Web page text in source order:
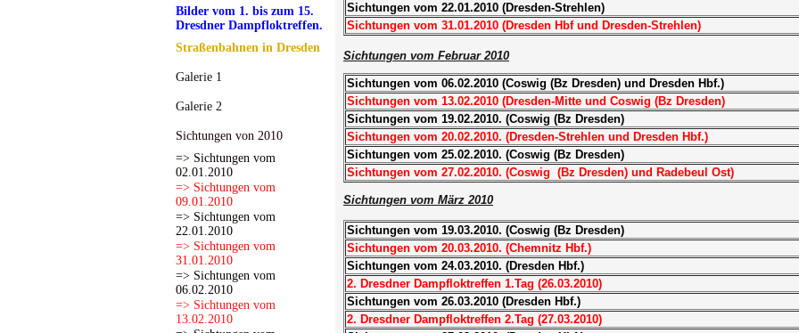
Bilder vom 1. bis zum 15.
Dresdner Dampfloktreffen.
Straßenbahnen in Dresden
Galerie 1
Galerie 2
Sichtungen von 2010
=> Sichtungen vom
02.01.2010
=> Sichtungen vom
09.01.2010
=> Sichtungen vom
22.01.2010
=> Sichtungen vom
31.01.2010
=> Sichtungen vom
06.02.2010
=> Sichtungen vom
13.02.2010
Sichtungen vom 22.01.2010 (Dresden-Strehlen)
Sichtungen vom 31.01.2010 (Dresden Hbf und Dresden-Strehlen)
Sichtungen vom Februar 2010
Sichtungen vom 06.02.2010 (Coswig (Bz Dresden) und Dresden Hbf.)
Sichtungen vom 13.02.2010 (Dresden-Mitte und Coswig (Bz Dresden)
Sichtungen vom 19.02.2010. (Coswig (Bz Dresden)
Sichtungen vom 20.02.2010. (Dresden-Strehlen und Dresden Hbf.)
Sichtungen vom 25.02.2010. (Coswig (Bz Dresden)
Sichtungen vom 27.02.2010. (Coswig (Bz Dresden) und Radebeul Ost)
Sichtungen vom März 2010
Sichtungen vom 19.03.2010. (Coswig (Bz Dresden)
Sichtungen vom 20.03.2010. (Chemnitz Hbf.)
Sichtungen vom 24.03.2010. (Dresden Hbf.)
2. Dresdner Dampfloktreffen 1.Tag (26.03.2010)
Sichtungen vom 26.03.2010 (Dresden Hbf.)
2. Dresdner Dampfloktreffen 2.Tag (27.03.2010)